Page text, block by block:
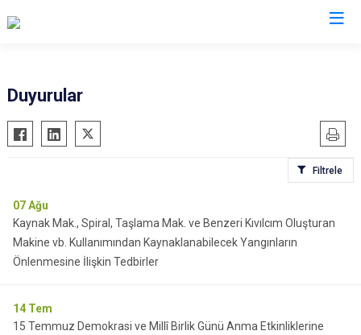
Ahmetli
Akhisar
Demirci
Gölmarmara
Gördes
Köprübaşı
Kula
Soma
Turgutlu
Duyurular
Filtrele
07Ağu
Kaynak Mak., Spiral, Taşlama Mak. ve Benzeri Kıvılcım Oluşturan
Makine vb. Kullanımından Kaynaklanabilecek Yangınların
Önlenmesine İlişkin Tedbirler
14 Tem
15 Temmuz Demokrasi ve Millî Birlik Günü Anma Etkinliklerine